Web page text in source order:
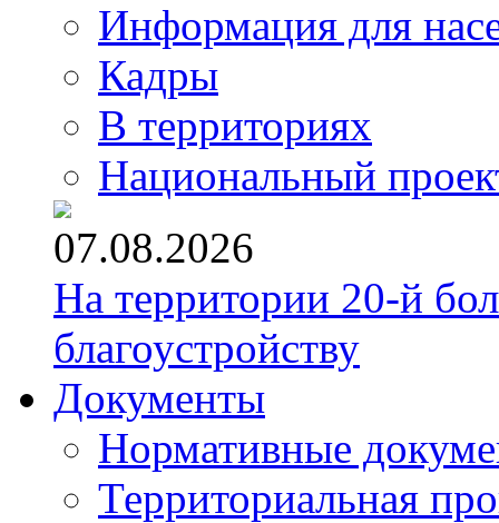
Информация для
Кадры
В территориях
Национальный
07.08.2026
На территории 20-й
благоустройству
Документы
Нормативные
Территориальная